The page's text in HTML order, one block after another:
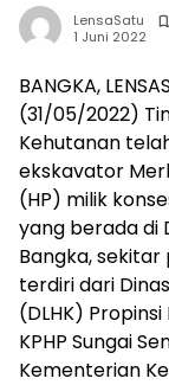
LensaSatu
1 Juni 2022
BANGKA,
(31/05/2022)
Kehutanan
ekskavator
(HP) milik
yang berada di
Bangka, sekitar
terdiri dari
(DLHK) Propinsi
KPHP Sungai
Kementerian